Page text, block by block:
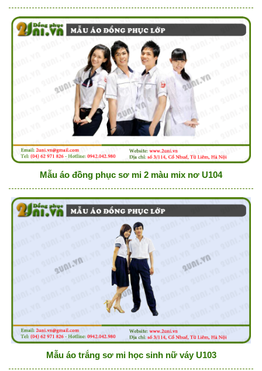
Mẫu áo đồng phục sơ mi 2 màu mix nơ U104
Mẫu áo trắng sơ mi học sinh nữ váy U103